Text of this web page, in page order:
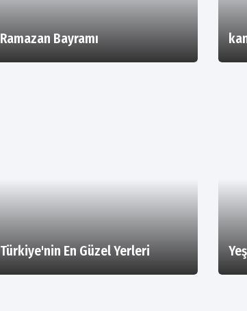
Ramazan Bayramı
Türkiye'nin En Güzel Yerleri